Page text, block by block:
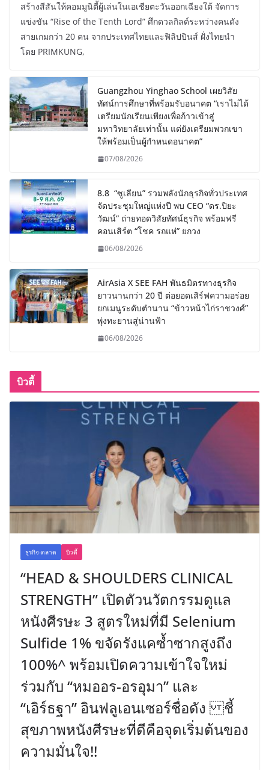
สร้างสีสันให้คอมมูนิตี้ผู้เล่นในเอเชียตะวันออกเฉียงใต้ จัดการ
แข่งขัน “Rise of the Tenth Lord” ศึกดวลกิลด์ระหว่างคนดัง
สายเกมกว่า 20 คน จากประเทศไทยและฟิลิปปินส์ ฝั่งไทยนำ
โดย PRIMKUNG,
Guangzhou Yinghao School เผยวิสัย
ทัศน์การศึกษาที่พร้อมรับอนาคต “เราไม่ได้
เตรียมนักเรียนเพียงเพื่อก้าวเข้าสู่
มหาวิทยาลัยเท่านั้น แต่ยังเตรียมพวกเขา
ให้พร้อมเป็นผู้กำหนดอนาคต”
07/08/2026
8.8 “ซูเลียน” รวมพลังนักธุรกิจทั่วประเทศ
จัดประชุมใหญ่แห่งปี พบ CEO “ดร.ปิยะ
วัฒน์” ถ่ายทอดวิสัยทัศน์ธุรกิจ พร้อมฟรี
คอนเสิร์ต “โชค รถแห่” ยกวง
06/08/2026
AirAsia X SEE FAH พันธมิตรทางธุรกิจ
ยาวนานกว่า 20 ปี ต่อยอดเสิร์ฟความอร่อย
ยกเมนูระดับตำนาน “ข้าวหน้าไก่ราชวงศ์”
พุ่งทะยานสู่น่านฟ้า
06/08/2026
บิวตี้
ธุรกิจ-ตลาด บิวตี้
“HEAD & SHOULDERS CLINICAL
STRENGTH” เปิดตัวนวัตกรรมดูแล
หนังศีรษะ 3 สูตรใหม่ที่มี Selenium
Sulfide 1% ขจัดรังแคซ้ำซากสูงถึง
100%^ พร้อมเปิดความเข้าใจใหม่
ร่วมกับ “หมออร-อรอุมา” และ
“เอิร์ธฐา” อินฟลูเอนเซอร์ชื่อดัง ชี้
สุขภาพหนังศีรษะที่ดีคือจุดเริ่มต้นของ
ความมั่นใจ!!